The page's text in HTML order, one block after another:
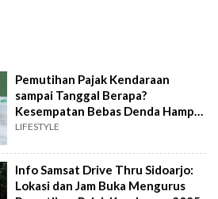
Pemutihan Pajak Kendaraan
sampai Tanggal Berapa?
Kesempatan Bebas Denda Hampir
Usai
LIFESTYLE
Info Samsat Drive Thru Sidoarjo:
Lokasi dan Jam Buka Mengurus